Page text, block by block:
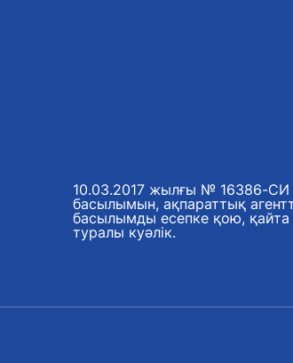
10.03.2017 жылғы № 16386-СИ
басылымын, ақпараттық
басылымды есепке қою, қайта
туралы куәлік.